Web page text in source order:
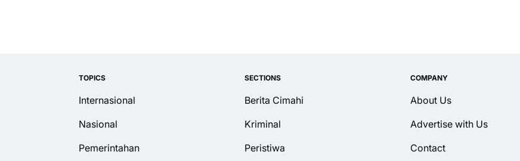
TOPICS
Internasional
Nasional
Pemerintahan
SECTIONS
Berita Cimahi
Kriminal
Peristiwa
COMPANY
About Us
Advertise with Us
Contact